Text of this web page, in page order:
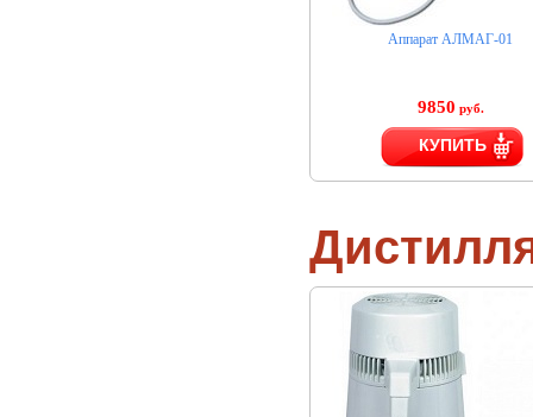
Аппарат АЛМАГ-01
9850 руб.
КУПИТЬ